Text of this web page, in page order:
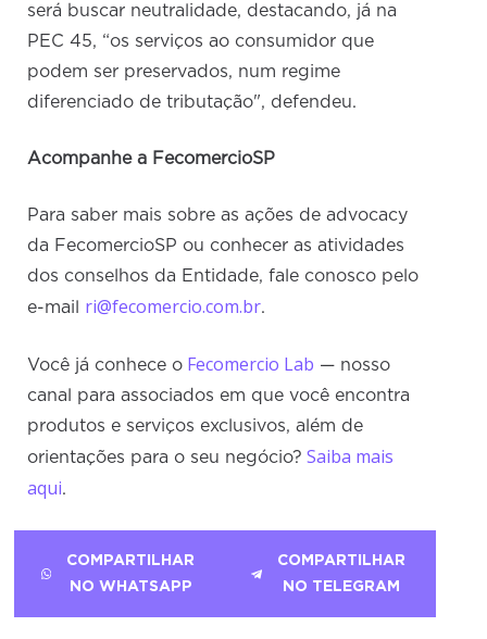
será buscar neutralidade, destacando, já na
PEC 45, “os serviços ao consumidor que
podem ser preservados, num regime
diferenciado de tributação", defendeu.
Acompanhe a FecomercioSP
Para saber mais sobre as ações de advocacy
da FecomercioSP ou conhecer as atividades
dos conselhos da Entidade, fale conosco pelo
e-mail ri@fecomercio.com.br.
Você já conhece o Fecomercio Lab — nosso
canal para associados em que você encontra
produtos e serviços exclusivos, além de
orientações para o seu negócio? Saiba mais
aqui.
COMPARTILHAR
NO WHATSAPP
COMPARTILHAR
NO TELEGRAM